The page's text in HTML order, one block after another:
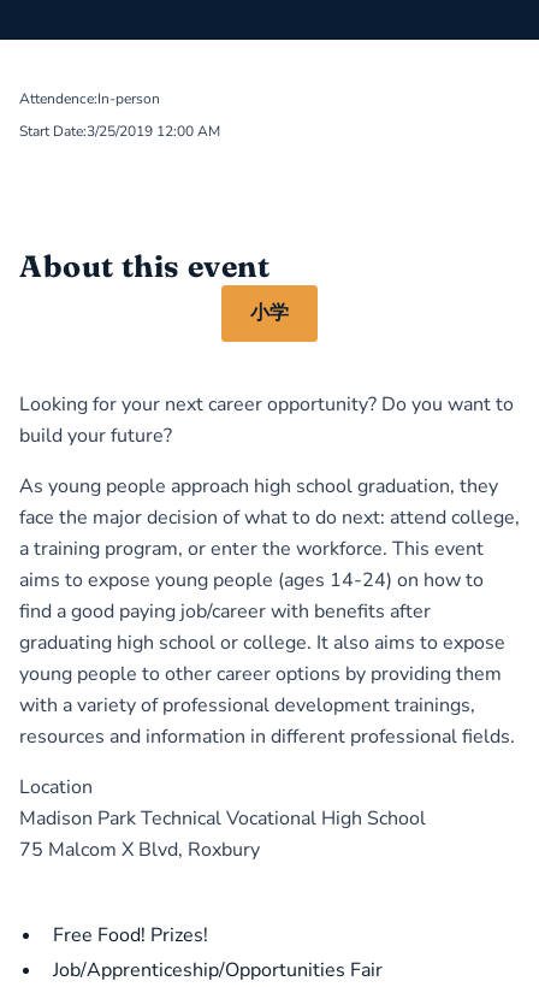
Attendence:In-person
Start Date:3/25/2019 12:00 AM
About this event
小学
Looking for your next career opportunity? Do you want to
build your future?
As young people approach high school graduation, they
face the major decision of what to do next: attend college,
a training program, or enter the workforce. This event
aims to expose young people (ages 14-24) on how to
find a good paying job/career with benefits after
graduating high school or college. It also aims to expose
young people to other career options by providing them
with a variety of professional development trainings,
resources and information in different professional fields.
Location
Madison Park Technical Vocational High School
75 Malcom X Blvd, Roxbury
Free Food! Prizes!
Job/Apprenticeship/Opportunities Fair